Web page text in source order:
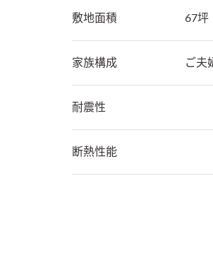
敷地面積 67坪
家族構成 ご夫
耐震性
断熱性能